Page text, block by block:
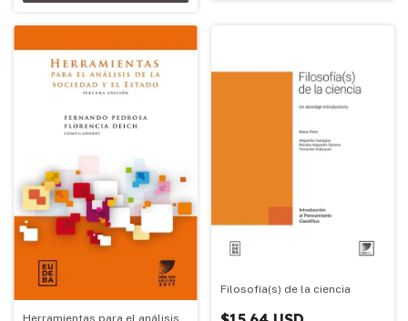
Herramientas para el análisis
Filosofía(s) de la ciencia